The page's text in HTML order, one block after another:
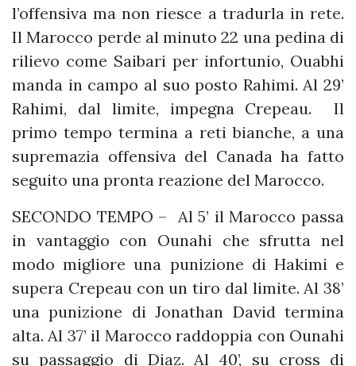
l’offensiva ma non riesce a tradurla in rete.
Il Marocco perde al minuto 22 una pedina di
rilievo come Saibari per infortunio, Ouabhi
manda in campo al suo posto Rahimi. Al 29’
Rahimi, dal limite, impegna Crepeau. Il
primo tempo termina a reti bianche, a una
supremazia offensiva del Canada ha fatto
seguito una pronta reazione del Marocco.
SECONDO TEMPO – Al 5’ il Marocco passa
in vantaggio con Ounahi che sfrutta nel
modo migliore una punizione di Hakimi e
supera Crepeau con un tiro dal limite. Al 38’
una punizione di Jonathan David termina
alta. Al 37’ il Marocco raddoppia con Ounahi
su passaggio di Diaz. Al 40’, su cross di